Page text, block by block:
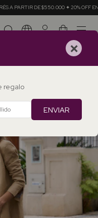
$550.000 ✦ 20% OFF EN
0
×
regalo
ENVIAR